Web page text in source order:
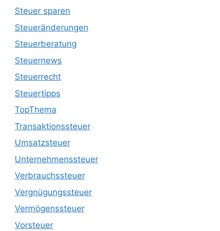
Steuer sparen
Steueränderungen
Steuerberatung
Steuernews
Steuerrecht
Steuertipps
TopThema
Transaktionssteuer
Umsatzsteuer
Unternehmenssteuer
Verbrauchssteuer
Vergnügungssteuer
Vermögenssteuer
Vorsteuer